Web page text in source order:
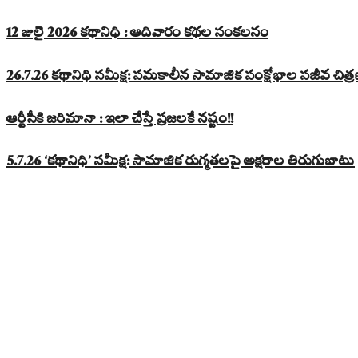
12 జులై 2026 కథానిధి : ఆదివారం కథల సంకలనం
26.7.26 కథానిధి సమీక్ష: సమకాలీన సామాజిక సంక్షోభాల సజీవ
ఆర్టీసీకి జరిమానా : ఇలా చేస్తే ప్రజలకే నష్టం!!
5.7.26 ‘కథానిధి’ సమీక్ష: సామాజిక రుగ్మతలపై అక్షరాల తిరుగుబాటు